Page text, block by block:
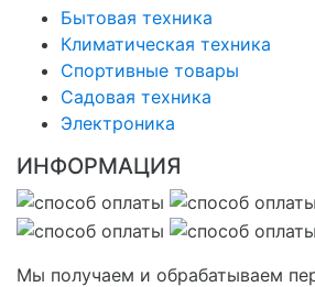
Бытовая техника
Климатическая техника
Спортивные товары
Садовая техника
Электроника
ИНФОРМАЦИЯ
Мы получаем и обрабатываем